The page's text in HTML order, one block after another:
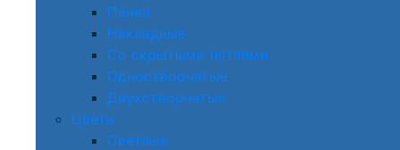
Пенал
Накладные
Со скрытыми петлями
Одностворчатые
Двухстворчатые
Цвета
Светлые